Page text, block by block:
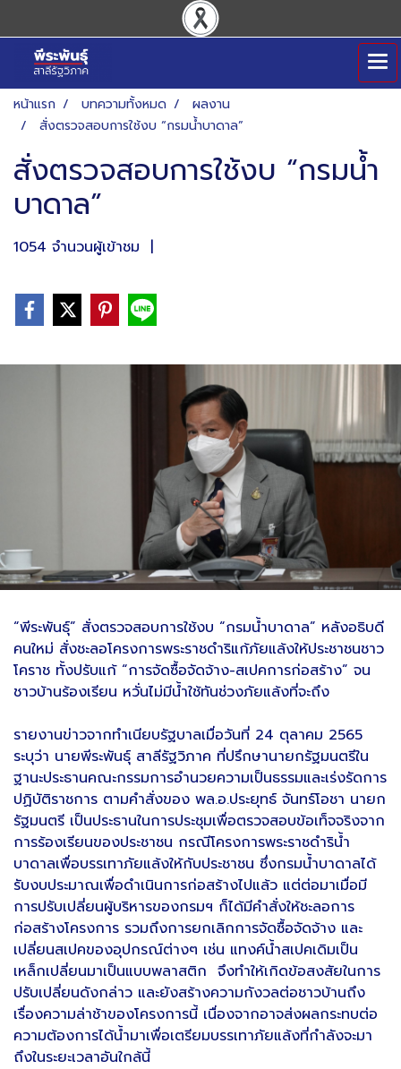
หน้าแรก บทความทั้งหมด
ผลงาน
สั่งตรวจสอบการใช้งบ “กรมน้ำบาดาล”
สั่งตรวจสอบการใช้งบ “กรมน้ำ
บาดาล”
1054 จำนวนผู้เข้าชม |
“พีระพันธุ์” สั่งตรวจสอบการใช้งบ “กรมน้ำบาดาล” หลังอธิบดี
คนใหม่ สั่งชะลอโครงการพระราชดำริแก้ภัยแล้งให้ประชาชนชาว
โคราช ทั้งปรับแก้ “การจัดซื้อจัดจ้าง-สเปคการก่อสร้าง” จน
ชาวบ้านร้องเรียน หวั่นไม่มีน้ำใช้ทันช่วงภัยแล้งที่จะถึง
รายงานข่าวจากทำเนียบรัฐบาลเมื่อวันที่ 24 ตุลาคม 2565
ระบุว่า นายพีระพันธุ์ สาลีรัฐวิภาค ที่ปรึกษานายกรัฐมนตรีใน
ฐานะประธานคณะกรรมการอำนวยความเป็นธรรมและเร่งรัดการ
ปฏิบัติราชการ ตามคำสั่งของ พล.อ.ประยุทธ์ จันทร์โอชา นายก
รัฐมนตรี เป็นประธานในการประชุมเพื่อตรวจสอบข้อเท็จจริงจาก
การร้องเรียนของประชาชน กรณีโครงการพระราชดำริน้ำ
บาดาลเพื่อบรรเทาภัยแล้งให้กับประชาชน ซึ่งกรมน้ำบาดาลได้
รับงบประมาณเพื่อดำเนินการก่อสร้างไปแล้ว แต่ต่อมาเมื่อมี
การปรับเปลี่ยนผู้บริหารของกรมฯ ก็ได้มีคำสั่งให้ชะลอการ
ก่อสร้างโครงการ รวมถึงการยกเลิกการจัดซื้อจัดจ้าง และ
เปลี่ยนสเปคของอุปกรณ์ต่างๆ เช่น แทงค์น้ำสเปคเดิมเป็น
เหล็กเปลี่ยนมาเป็นแบบพลาสติก จึงทำให้เกิดข้อสงสัยในการ
ปรับเปลี่ยนดังกล่าว และยังสร้างความกังวลต่อชาวบ้านถึง
เรื่องความล่าช้าของโครงการนี้ เนื่องจากอาจส่งผลกระทบต่อ
ความต้องการได้น้ำมาเพื่อเตรียมบรรเทาภัยแล้งที่กำลังจะมา
ถึงในระยะเวลาอันใกล้นี้